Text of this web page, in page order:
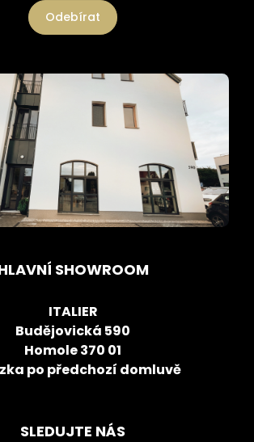
Odebírat
SHOWROOM
ITALIER
Budějovická 590
Homole 370 01
po předchozí domluvě
SLEDUJTE NÁS